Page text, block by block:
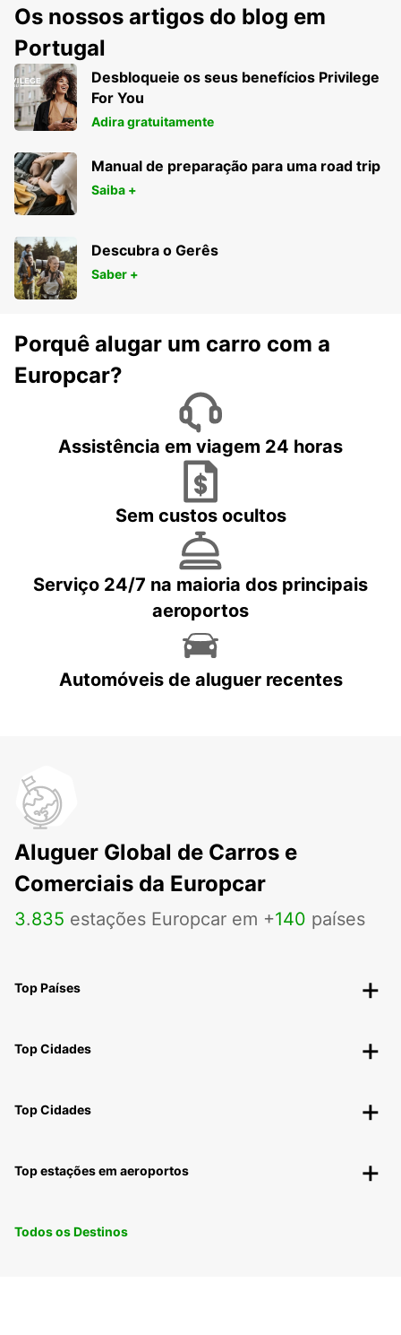
Os nossos artigos do blog em
Portugal
Desbloqueie os seus benefícios Privilege
For You
Adira gratuitamente
Manual de preparação para uma road trip
Saiba +
Descubra o Gerês
Saber +
Porquê alugar um carro com a
Europcar?
Assistência em viagem 24 horas
Sem custos ocultos
Serviço 24/7 na maioria dos principais
aeroportos
Automóveis de aluguer recentes
Aluguer Global de Carros e
Comerciais da Europcar
3.835 estações Europcar em +140 países
Top Países
Top Cidades
Top Cidades
Top estações em aeroportos
Todos os Destinos